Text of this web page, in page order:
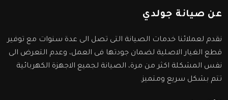
عن صيانة جولدي
نقدم لعملائنا خدمات الصيانة التى تصل الى عدة سنوات مع توفير
قطع الغيار الاصلية لضمان جودتها فى العمل، وعدم التعرض الى
نفس المشكلة اكثر من مرة، الصيانة لجميع الاجهزة الكهربائية
تتم بشكل سريع ومتميز.